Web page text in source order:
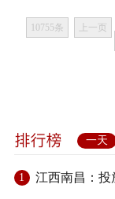
10755条 上一页
一天
1 江西南昌：投